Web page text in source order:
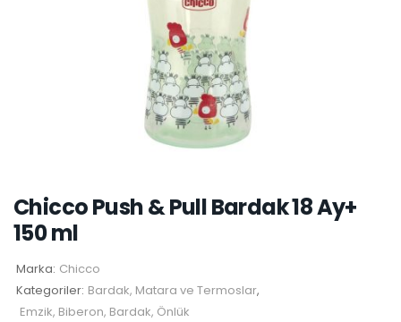
Chicco Push & Pull Bardak 18 Ay+
150 ml
Marka: Chicco
Kategoriler: Bardak, Matara ve Termoslar,
Emzik, Biberon, Bardak, Önlük